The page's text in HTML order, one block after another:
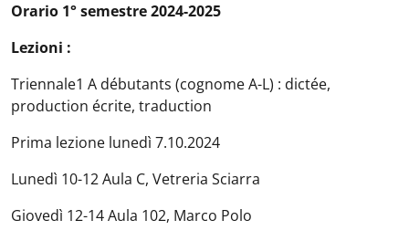
Orario 1° semestre 2024-2025
Lezioni :
Triennale1 A débutants (cognome A-L) : dictée,
production écrite, traduction
Prima lezione lunedì 7.10.2024
Lunedì 10-12 Aula C, Vetreria Sciarra
Giovedì 12-14 Aula 102, Marco Polo